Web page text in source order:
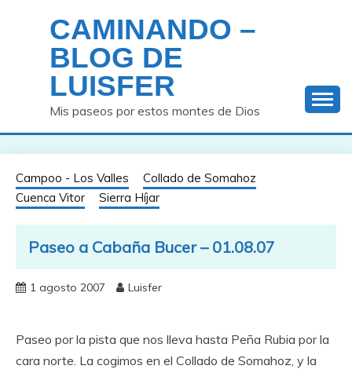
contenido
CAMINANDO –
BLOG DE
LUISFER
Mis paseos por estos montes de Dios
Campoo - Los Valles
Collado de Somahoz
Cuenca Vitor
Sierra Híjar
Paseo a Cabaña Bucer – 01.08.07
1 agosto 2007 Luisfer
Paseo por la pista que nos lleva hasta Peña Rubia por la
cara norte. La cogimos en el Collado de Somahoz, y la